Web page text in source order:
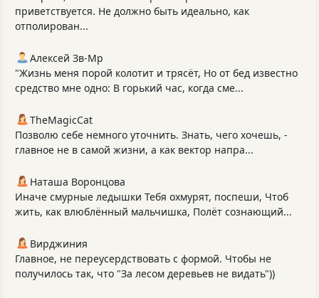
приветствуется. Не должно быть идеально, как
отполирован...
Алексей Зв-Mp
"Жизнь меня порой колотит и трясёт, Но от бед известно
средство мне одно: В горький час, когда сме...
TheMagicCat
Позволю себе немного уточнить. Знать, чего хочешь, -
главное не в самой жизни, а как вектор напра...
Наташа Воронцова
Иначе смурные ледышки Тебя охмурят, поспеши, Чтоб
жить, как влюблённый мальчишка, Полёт сознающий...
Вирджиния
Главное, не переусердствовать с формой. Чтобы не
получилось так, что "За лесом деревьев не видать"))